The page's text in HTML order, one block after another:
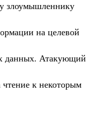
злоумышленнику
на целевой
данных. Атакующий
к некоторым